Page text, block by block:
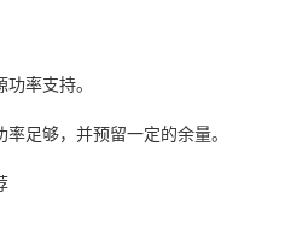
率支持。
足够，并预留一定的余量。